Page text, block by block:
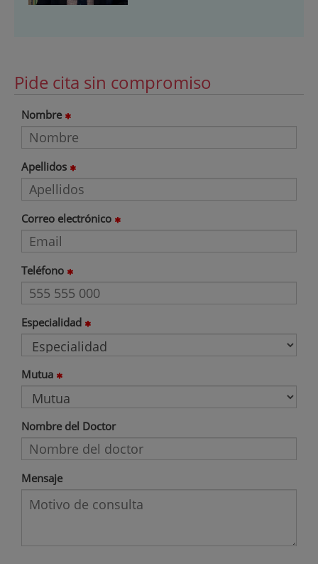
Pide cita sin compromiso
Nombre
Apellidos
Correo electrónico
Teléfono
Especialidad
Mutua
Nombre del Doctor
Mensaje